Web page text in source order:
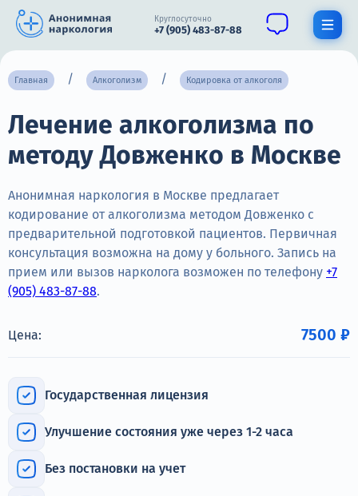
Круглосуточно
+7 (905) 483-87-88
О нас
Наркомания
Нарколог
Стационар
Психиатрия
Цены
Контакты
Главная Алкоголизм Кодировка от алкоголя
Лечение алкоголизма по
методу Довженко в Москве
Анонимная наркология в Москве предлагает
кодирование от алкоголизма методом Довженко с
предварительной подготовкой пациентов. Первичная
консультация возможна на дому у больного. Запись на
прием или вызов нарколога возможен по телефону +7
(905) 483-87-88.
Цена: 7500 ₽
Государственная лицензия
Улучшение состояния уже через 1-2 часа
Без постановки на учет